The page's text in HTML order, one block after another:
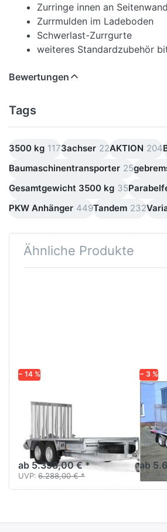
Zurringe innen an Seitenwand
Zurrmulden im Ladeboden
Schwerlast-Zurrgurte
weiteres Standardzubehör
Bewertungen
Tags
3500 kg 1173achser 22AKTION 204
Baumaschinentransporter 25
Gesamtgewicht 3500 kg 35
PKW Anhänger 449Tandem 232
Ähnliche Produkte
− 14 %
MT 3651STB
3500
Minibagger/Maschinentransporter
der neuen Brenderup
Generation.
ab 5.398,00 € *
UVP: 6.288,00 € *
− 3 %
S3
ab
UVP: